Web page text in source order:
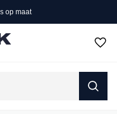
op maat
en klaar voor een
Porsche, Audi,